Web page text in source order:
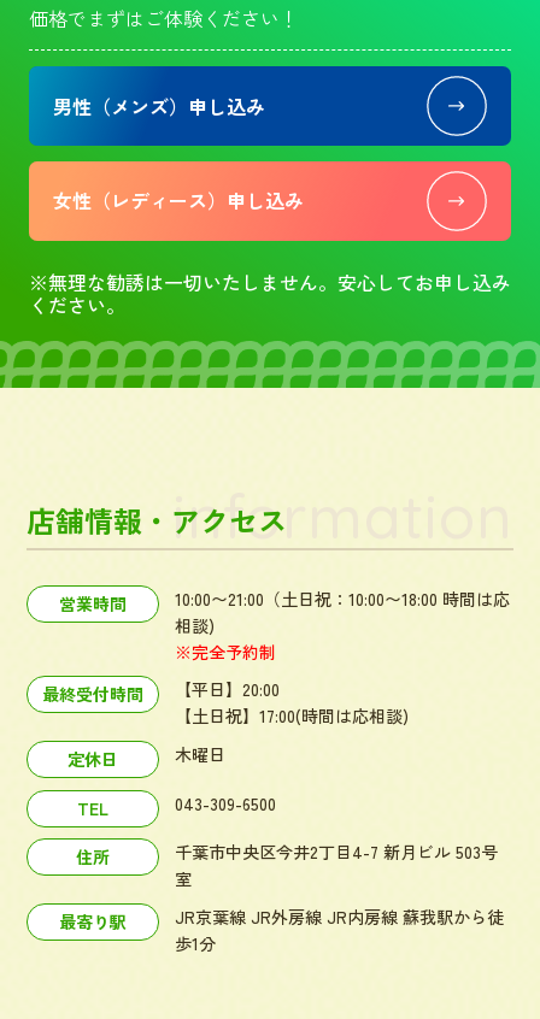
価格でまずはご体験ください！
男性（メンズ）申し込み
女性（レディース）申し込み
※無理な勧誘は一切いたしません。安心してお申し込み
ください。
店舗情報・アクセスinformation
営業時間
10:00〜21:00（土日祝：10:00〜18:00 時間は応
相談)
※完全予約制
最終受付時間
【平日】20:00
【土日祝】17:00(時間は応相談)
定休日
木曜日
TEL 043-309-6500
住所
千葉市中央区今井2丁目4-7 新月ビル 503号
室
最寄り駅
JR京葉線 JR外房線 JR内房線 蘇我駅から徒
歩1分